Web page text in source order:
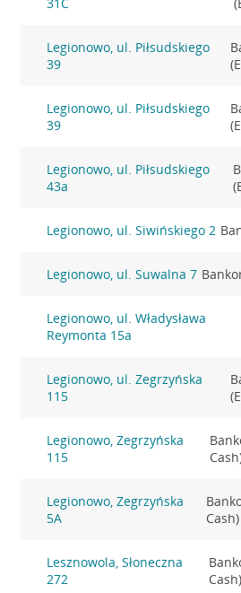
Legionowo, ul. Piłsudskiego
39
Legionowo, ul. Piłsudskiego
39
Legionowo, ul. Piłsudskiego
43a
Legionowo, ul. Siwińskiego 2
Legionowo, ul. Suwalna 7
Legionowo, ul. Władysława
Reymonta 15a
Legionowo, ul. Zegrzyńska
115
Legionowo, Zegrzyńska
115
Legionowo, Zegrzyńska
5A
Cash)
Lesznowola, Słoneczna
272
Cash)